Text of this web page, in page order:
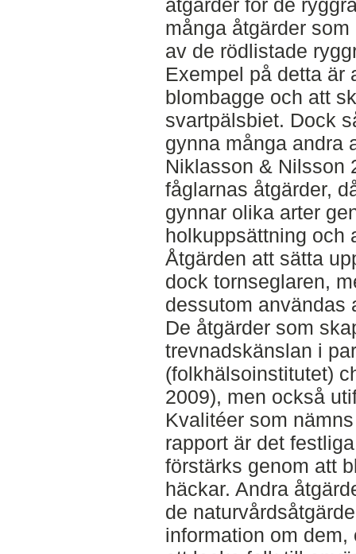
åtgärder för de
många åtgärder
av de rödlistade
Exempel på detta är
blombagge och att
svartpälsbiet. Dock
gynna många andra
Niklasson & Nilsson
fåglarnas åtgärder,
gynnar olika arter
holkuppsättning och
Åtgärden att sätta
dock tornseglaren,
dessutom användas
De åtgärder som
trevnadskänslan i
(folkhälsoinstitutet)
2009), men också
Kvalitéer som
rapport är det
förstärks genom att
häckar. Andra
de
information om